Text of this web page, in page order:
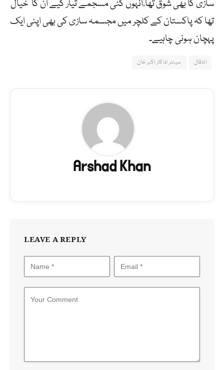
سازی کا بھی شوق تھا،انہوں کئی مسجمے تیار کیے ان کا خیال
تھا کہ پاکستان کے کلچر میں مجسمہ سازی کی بھی اپنی ایک
پہچان ہونی چاہیے۔
انتقال سینئر اداکار اکبر خان
Arshad Khan
LEAVE A REPLY